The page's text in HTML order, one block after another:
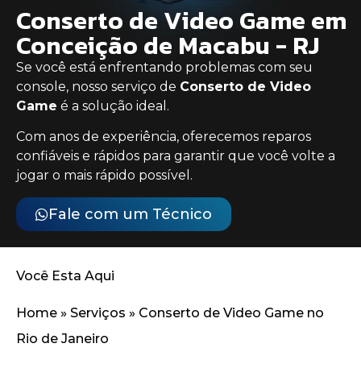
Conserto de Video Game em
Conceição de Macabu - RJ
Se você está enfrentando problemas com seu
console, nosso serviço de Conserto de Video
Game é a solução ideal.
Com anos de experiência, oferecemos reparos
confiáveis e rápidos para garantir que você volte a
jogar o mais rápido possível.
Fale com um Técnico
Você Esta Aqui
Home » Serviços » Conserto de Video Game no
Rio de Janeiro